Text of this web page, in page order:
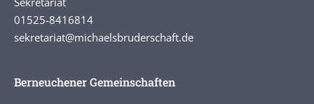
01525-8416814
sekretariat@michaelsbruderschaft.de
Berneuchener Gemeinschaften